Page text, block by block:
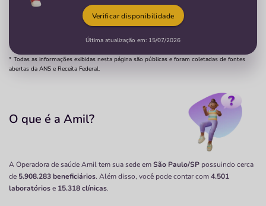
Última atualização em: 15/07/2026
Verificar disponibilidade
* Todas as informações exibidas nesta página são públicas e foram coletadas de fontes
abertas da ANS e Receita Federal.
O que é a Amil?
A Operadora de saúde Amil tem sua sede emSão Paulo/SP possuindo cerca
de 5.908.283 beneficiários. Além disso, você pode contar com4.501
laboratóriose 15.318 clínicas.